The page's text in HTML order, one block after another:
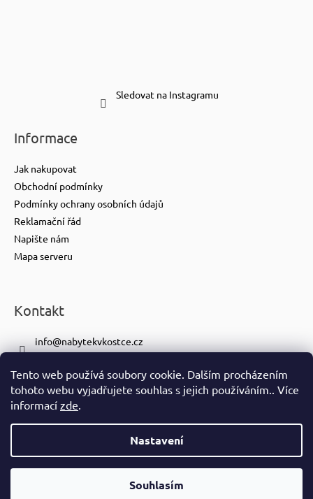
Tento web používá soubory cookie. Dalším procházením
tohoto webu vyjadřujete souhlas s jejich používáním.. Více
informací zde.
Nastavení
Souhlasím
Sledovat na Instagramu
Informace
Jak nakupovat
Obchodní podmínky
Podmínky ochrany osobních údajů
Reklamační řád
Napište nám
Mapa serveru
Kontakt
info@nabytekvkostce.cz
+420 601 116 371
https://www.facebook.com/nabytekvkostce.cz/
nabytek_v_kostce
Vytvořil Shoptet
Copyright 2026nabytek-v-kostce.cz. Všechna práva vyhrazena.
Ve spolupráci seS!CK Studiem